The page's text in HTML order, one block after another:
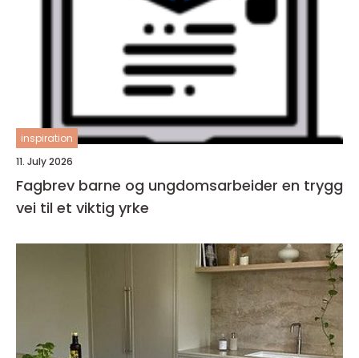
inspiration
11. July 2026
Fagbrev barne og ungdomsarbeider en trygg
vei til et viktig yrke